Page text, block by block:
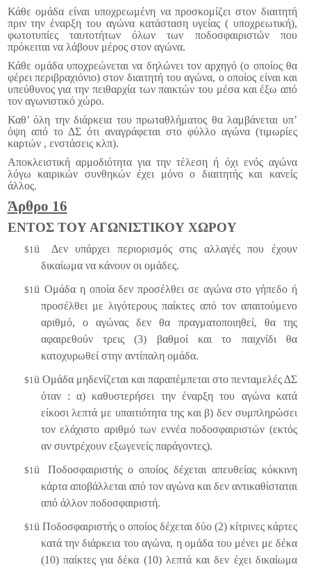
Κάθε ομάδα είναι υποχρεωμένη να προσκομίζει στον διαιτητή
πριν την έναρξη του αγώνα κατάσταση υγείας ( υποχρεωτική),
φωτοτυπίες ταυτοτήτων όλων των ποδοσφαιριστών που
πρόκειται να λάβουν μέρος στον αγώνα.
Κάθε ομάδα υποχρεώνεται να δηλώνει τον αρχηγό (ο οποίος θα
φέρει περιβραχιόνιο) στον διαιτητή του αγώνα, ο οποίος είναι και
υπεύθυνος για την πειθαρχία των παικτών του μέσα και έξω από
τον αγωνιστικό χώρο.
Καθ’ όλη την διάρκεια του πρωταθλήματος θα λαμβάνεται υπ’
όψη από το ΔΣ ότι αναγράφεται στο φύλλο αγώνα (τιμωρίες
καρτών , ενστάσεις κλπ).
Αποκλειστική αρμοδιότητα για την τέλεση ή όχι ενός αγώνα
λόγω καιρικών συνθηκών έχει μόνο ο διαιτητής και κανείς
άλλος.
Άρθρο 16
ΕΝΤΟΣ ΤΟΥ ΑΓΩΝΙΣΤΙΚΟΥ ΧΩΡΟΥ
$1ü
Δεν υπάρχει περιορισμός στις αλλαγές που έχουν
δικαίωμα να κάνουν οι ομάδες.
$1ü Ομάδα η οποία δεν προσέλθει σε αγώνα στο γήπεδο ή
προσέλθει με λιγότερους παίκτες από τον απαιτούμενο
αριθμό, ο αγώνας δεν θα πραγματοποιηθεί, θα της
αφαιρεθούν τρεις (3) βαθμοί και το παιχνίδι θα
κατοχυρωθεί στην αντίπαλη ομάδα.
$1ü Ομάδα μηδενίζεται και παραπέμπεται στο πενταμελές ΔΣ
όταν : α) καθυστερήσει την έναρξη του αγώνα κατά
είκοσι λεπτά με υπαιτιότητα της και β) δεν συμπληρώσει
τον ελάχιστο αριθμό των εννέα ποδοσφαιριστών (εκτός
αν συντρέχουν εξωγενείς παράγοντες).
$1ü
Ποδοσφαιριστής ο οποίος δέχεται απευθείας κόκκινη
κάρτα αποβάλλεται από τον αγώνα και δεν αντικαθίσταται
από άλλον ποδοσφαιριστή.
$1ü Ποδοσφαιριστής ο οποίος δέχεται δύο (2) κίτρινες κάρτες
κατά την διάρκεια του αγώνα, η ομάδα του μένει με δέκα
(10) παίκτες για δέκα (10) λεπτά και δεν έχει δικαίωμα